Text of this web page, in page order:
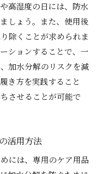
高湿度の日には、防水
しょう。また、使用後
除くことが求められま
ションすることで、一
加水分解のリスクを減
き方を実践すること
させることが可能で
活用方法
には、専用のケア用品